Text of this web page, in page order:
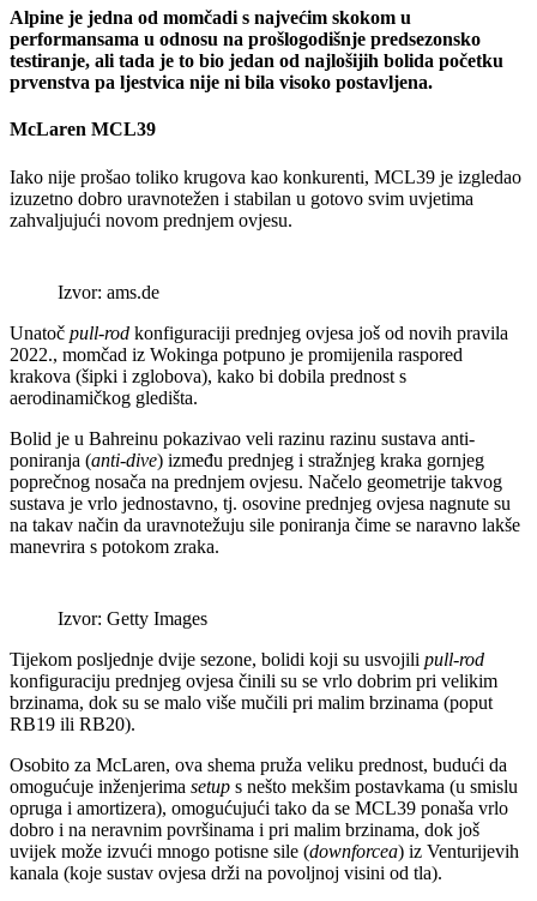
Alpine je jedna od momčadi s najvećim skokom u
performansama u odnosu na prošlogodišnje predsezonsko
testiranje, ali tada je to bio jedan od najlošijih bolida početku
prvenstva pa ljestvica nije ni bila visoko postavljena.
McLaren MCL39
Iako nije prošao toliko krugova kao konkurenti, MCL39 je izgledao
izuzetno dobro uravnotežen i stabilan u gotovo svim uvjetima
zahvaljujući novom prednjem ovjesu.
Izvor: ams.de
Unatoč pull-rod konfiguraciji prednjeg ovjesa još od novih pravila
2022., momčad iz Wokinga potpuno je promijenila raspored
krakova (šipki i zglobova), kako bi dobila prednost s
aerodinamičkog gledišta.
Bolid je u Bahreinu pokazivao veli razinu razinu sustava anti-
poniranja (anti-dive) između prednjeg i stražnjeg kraka gornjeg
poprečnog nosača na prednjem ovjesu. Načelo geometrije takvog
sustava je vrlo jednostavno, tj. osovine prednjeg ovjesa nagnute su
na takav način da uravnotežuju sile poniranja čime se naravno lakše
manevrira s potokom zraka.
Izvor: Getty Images
Tijekom posljednje dvije sezone, bolidi koji su usvojili pull-rod
konfiguraciju prednjeg ovjesa činili su se vrlo dobrim pri velikim
brzinama, dok su se malo više mučili pri malim brzinama (poput
RB19 ili RB20).
Osobito za McLaren, ova shema pruža veliku prednost, budući da
omogućuje inženjerima setup s nešto mekšim postavkama (u smislu
opruga i amortizera), omogućujući tako da se MCL39 ponaša vrlo
dobro i na neravnim površinama i pri malim brzinama, dok još
uvijek može izvući mnogo potisne sile (downforcea) iz Venturijevih
kanala (koje sustav ovjesa drži na povoljnoj visini od tla).